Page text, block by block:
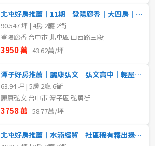
北屯好房推薦丨11期｜登陽廊香｜大四房｜獨立雙平車｜稀有釋出
90.547 坪 | 4房 2廳 2衛
登陽廊香 台中市 北屯區 山西路三段
3950 萬 43.62萬/坪
潭子好房推薦丨麗康弘文｜弘文高中｜輕屋齡電梯別墅
63.94 坪 | 5房 2廳 6衛
麗康弘文 台中市 潭子區 弘勇街
3758 萬 58.77萬/坪
北屯好房推薦丨水湳經貿｜社區稀有釋出邊間採光三房平車